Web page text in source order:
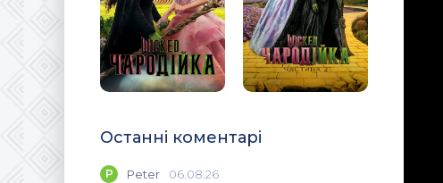
Останні коментарі
P Peter 06.08.26